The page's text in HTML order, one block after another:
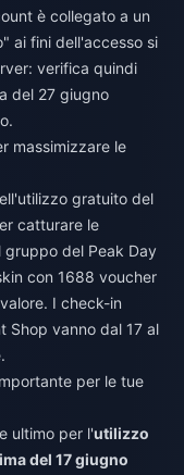
è collegato a un
ai fini dell'accesso si
verifica quindi
del 27 giugno
massimizzare le
gratuito del
catturare le
gruppo del Peak Day
con 1688 voucher
I check-in
Shop vanno dal 17 al
per le tue
ultimo per l'utilizzo
del 17 giugno